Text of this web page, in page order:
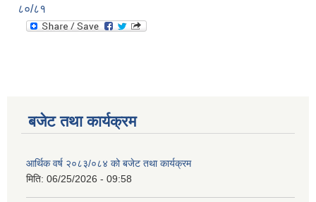
८०/८१
बजेट तथा कार्यक्रम
आर्थिक वर्ष २०८३/०८४ को बजेट तथा कार्यक्रम
मिति: 06/25/2026 - 09:58